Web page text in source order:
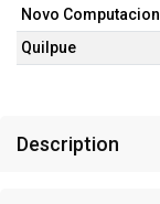
Novo Computacion
Quilpue
Description